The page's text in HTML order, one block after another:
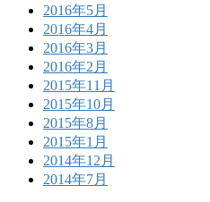
2016年5月
2016年4月
2016年3月
2016年2月
2015年11月
2015年10月
2015年8月
2015年1月
2014年12月
2014年7月